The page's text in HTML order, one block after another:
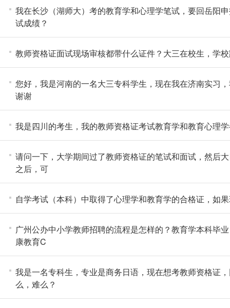
我在长沙（湖师大）考的教育学和心理学笔试，要回岳阳
试成绩？
教师资格证面试现场审核都带什么证件？大三在校生，学
您好，我是河南的一名大三专科学生，现在我在济南实习
谢谢
我是四川的考生，我的教师资格证考试教育学和教育心理
请问一下，大学期间过了教师资格证的笔试和面试，然后
之后，可
自学考试（本科）中取得了心理学和教育学的合格证，如
广州公办中小学教师招聘的流程是怎样的？教育学本科毕
康教育C
我是一名专科生，专业是商务日语，现在想考教师资格证
么，难么？